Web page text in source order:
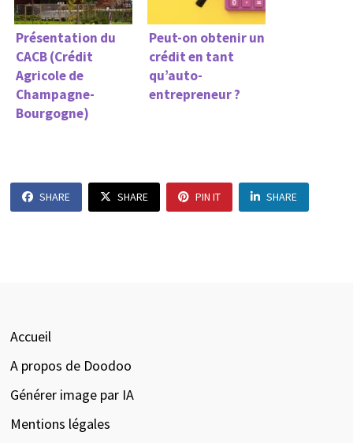
Présentation du
CACB (Crédit
Agricole de
Champagne-
Bourgogne)
Peut-on obtenir un
crédit en tant
qu’auto-
entrepreneur ?
SHARE SHARE PIN IT SHARE
Accueil
A propos de Doodoo
Générer image par IA
Mentions légales